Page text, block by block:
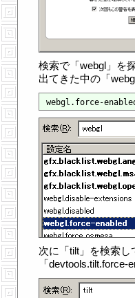
検索で「webgl」を
出てきた中の「
次に「tilt」を検索し
「devtools.tilt.force-